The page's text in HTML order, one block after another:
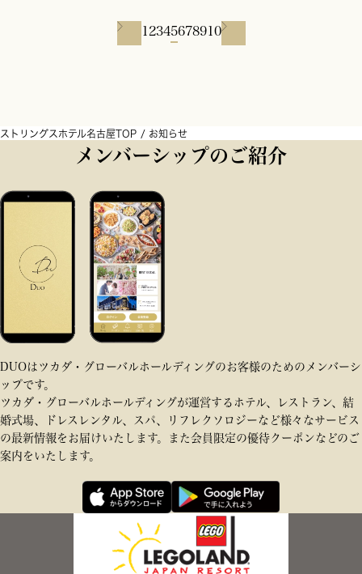
1 2345678910
ストリングスホテル名古屋TOP お知らせ
メンバーシップのご紹介
DUOはツカダ・グローバルホールディングのお客様のためのメンバーシ
ップです。
ツカダ・グローバルホールディングが運営するホテル、レストラン、結
婚式場、ドレスレンタル、スパ、リフレクソロジーなど様々なサービス
の最新情報をお届けいたします。また会員限定の優待クーポンなどのご
案内をいたします。